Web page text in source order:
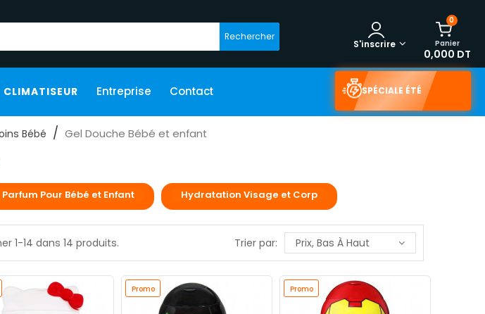
Rechercher
0
Panier
0,000 DT
S'inscrire
CLIMATISEUR Entreprise Contact SPÉCIALE ÉTÉ
Bébé Gel Douche Bébé et enfant
Parfum Pour Bébé et Enfant Hydratation Visage et Corp
1-14 dans 14 produits. Trier par: Prix, Bas À Haut
Promo Promo